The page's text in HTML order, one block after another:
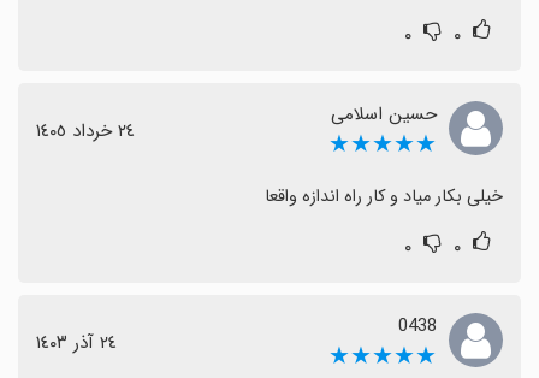
۰ ۰
حسین اسلامی
★★★★★ ٢٤ خرداد ١٤٠٥
خیلی بکار میاد و کار راه اندازه واقعا
۰ ۰
0438
★★★★★ ٢٤ آذر ١٤٠٣